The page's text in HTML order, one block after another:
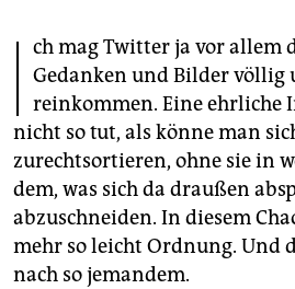
abo
genossenschaft
epaper login
I ch mag Twitter ja vor allem
Gedanken und Bilder völlig
reinkommen. Eine ehrliche
nicht so tut, als könne man
zurechtsortieren, ohne sie in
dem, was sich da draußen
abzuschneiden. In diesem
mehr so leicht Ordnung. Und
nach so jemandem.